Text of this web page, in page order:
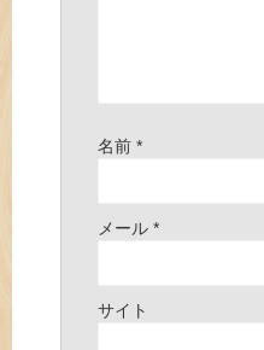
名前 *
メール *
サイト